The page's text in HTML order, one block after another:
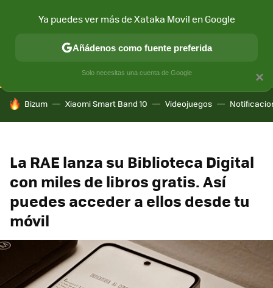
CONECTIVIDAD MÓVIL Y SOCIEDAD APLICACIONES
HOY SE HABLA DE
Bizum Xiaomi Smart Band 10 Videojuegos
La RAE lanza su Biblioteca Digital
con miles de libros gratis. Así
puedes acceder a ellos desde tu
móvil
×
Ya puedes ver más de Xataka Movil en Google
Añádenos como fuente preferida
Solo necesitas una cuenta de Google